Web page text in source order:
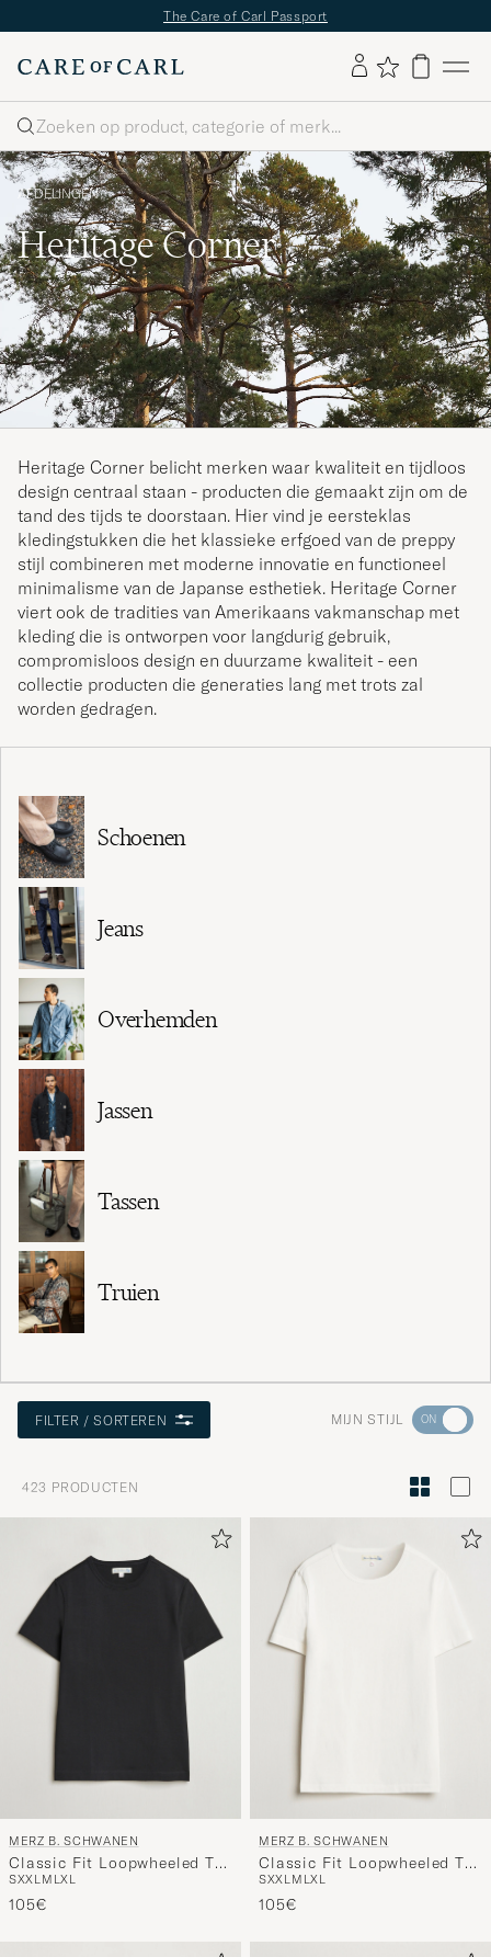
Gratis bezorging vanaf €89 -✔Gratis retour
Zoeken
AFDELINGEN
Heritage Corner
Heritage Corner belicht merken waar kwaliteit en tijdloos
design centraal staan - producten die gemaakt zijn om de
tand des tijds te doorstaan. Hier vind je eersteklas
kledingstukken die het klassieke erfgoed van de preppy
stijl combineren met moderne innovatie en functioneel
minimalisme van de Japanse esthetiek. Heritage Corner
viert ook de tradities van Amerikaans vakmanschap met
kleding die is ontworpen voor langdurig gebruik,
compromisloos design en duurzame kwaliteit - een
collectie producten die generaties lang met trots zal
worden gedragen.
Schoenen
Jeans
Overhemden
Jassen
Tassen
Truien
FILTER / SORTEREN MIJN STIJL Ga
Stijladvies
selectie.
423 PRODUCTEN
MERZ B. SCHWANEN
Classic Fit Loopwheeled T-
Shirt Black
SXXLM LXL
105€
MERZ B. SCHWANEN
Classic Fit Loopwheeled T-
Shirt White
SXXLM LXL
105€